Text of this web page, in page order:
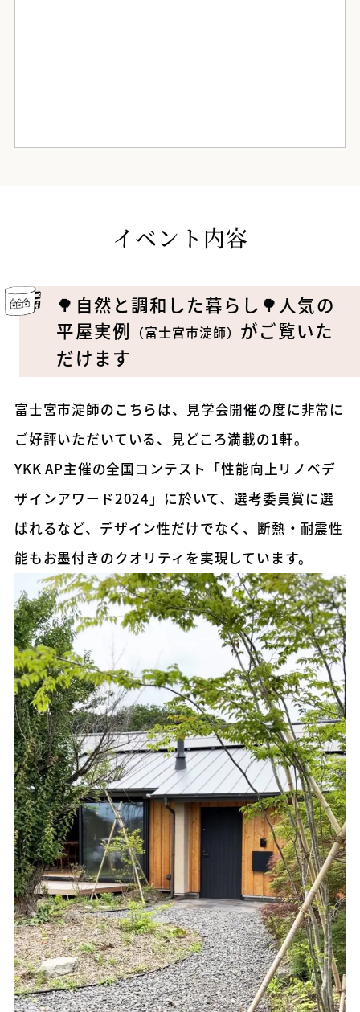
イベント内容
🌳自然と調和した暮らし🌳人気の
平屋実例 （富士宮市淀師） がご覧いた
だけます
富士宮市淀師のこちらは、見学会開催の度に非常に
ご好評いただいている、見どころ満載の1軒。
YKK AP主催の全国コンテスト「性能向上リノベデ
ザインアワード2024」に於いて、選考委員賞に選
ばれるなど、デザイン性だけでなく、断熱・耐震性
能もお墨付きのクオリティを実現しています。